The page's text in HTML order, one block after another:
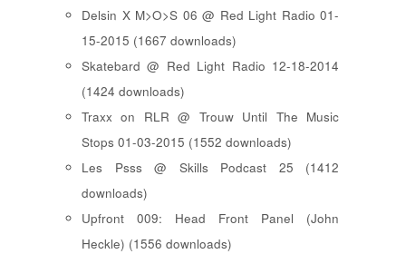
Delsin X M>O>S 06 @ Red Light Radio 01-
15-2015 (1667 downloads)
Skatebard @ Red Light Radio 12-18-2014
(1424 downloads)
Traxx on RLR @ Trouw Until The Music
Stops 01-03-2015 (1552 downloads)
Les Psss @ Skills Podcast 25 (1412
downloads)
Upfront 009: Head Front Panel (John
Heckle) (1556 downloads)